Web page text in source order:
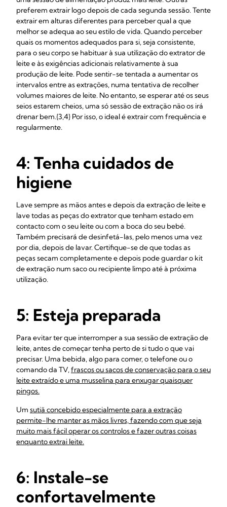
preferem extrair logo depois de cada segunda sessão. Tente
extrair em alturas diferentes para perceber qual a que
melhor se adequa ao seu estilo de vida. Quando perceber
quais os momentos adequados para si, seja consistente,
para o seu corpo se habituar à sua utilização do extrator de
leite e às exigências adicionais relativamente à sua
produção de leite. Pode sentir-se tentada a aumentar os
intervalos entre as extrações, numa tentativa de recolher
volumes maiores de leite. No entanto, se esperar até os seus
seios estarem cheios, uma só sessão de extração não os irá
drenar bem.{3,4} Por isso, o ideal é extrair com frequência e
regularmente.
4: Tenha cuidados de
higiene
Lave sempre as mãos antes e depois da extração de leite e
lave todas as peças do extrator que tenham estado em
contacto com o seu leite ou com a boca do seu bebé.
Também precisará de desinfetá-las, pelo menos uma vez
por dia, depois de lavar. Certifique-se de que todas as
peças secam completamente e depois pode guardar o kit
de extração num saco ou recipiente limpo até à próxima
utilização.
5: Esteja preparada
Para evitar ter que interromper a sua sessão de extração de
leite, antes de começar tenha perto de si tudo o que vai
precisar. Uma bebida, algo para comer, o telefone ou o
comando da TV,frascos ousacos de conservação para o seu
leite extraído e uma musselina para enxugar quaisquer
pingos.
Um sutiã concebido especialmente para a extração
permite-lhe manter as mãos livres, fazendo com que seja
muito mais fácil operar os controlos e fazer outras coisas
enquanto extrai leite.
6: Instale-se
confortavelmente